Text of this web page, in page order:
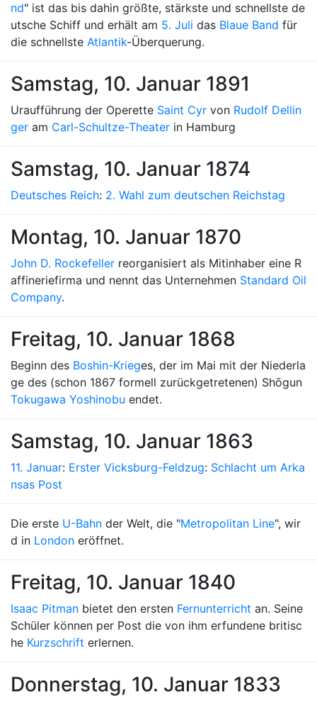
nd" ist das bis dahin größte, stärkste und schnellste de
utsche Schiff und erhält am 5. Juli das Blaue Band für
die schnellste Atlantik-Überquerung.
Samstag, 10. Januar 1891
Uraufführung der Operette Saint Cyr von Rudolf Dellin
ger am Carl-Schultze-Theater in Hamburg
Samstag, 10. Januar 1874
Deutsches Reich: 2. Wahl zum deutschen Reichstag
Montag, 10. Januar 1870
John D. Rockefeller reorganisiert als Mitinhaber eine R
affineriefirma und nennt das Unternehmen Standard Oil
Company.
Freitag, 10. Januar 1868
Beginn des Boshin-Krieges, der im Mai mit der Niederla
ge des (schon 1867 formell zurückgetretenen) Shōgun
Tokugawa Yoshinobu endet.
Samstag, 10. Januar 1863
11. Januar: Erster Vicksburg-Feldzug: Schlacht um Arka
nsas Post
Die erste U-Bahn der Welt, die "Metropolitan Line", wir
d in London eröffnet.
Freitag, 10. Januar 1840
Isaac Pitman bietet den ersten Fernunterricht an. Seine
Schüler können per Post die von ihm erfundene britisc
he Kurzschrift erlernen.
Donnerstag, 10. Januar 1833